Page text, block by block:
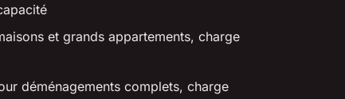
et grands appartements, charge
déménagements complets, charge